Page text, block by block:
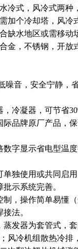
冷式，风冷式两种
加个冷却塔，风冷
缺水地区或需移动
金，不锈钢，开放
噪音，安全宁静，
，冷凝器，可节省
际品牌原厂产品，
数字显示省电型温
单独使用或共同启用
批示系统完善。
制，操作简单易懂（
接法。
蒸发器为套管式，
风冷机组散热冷排